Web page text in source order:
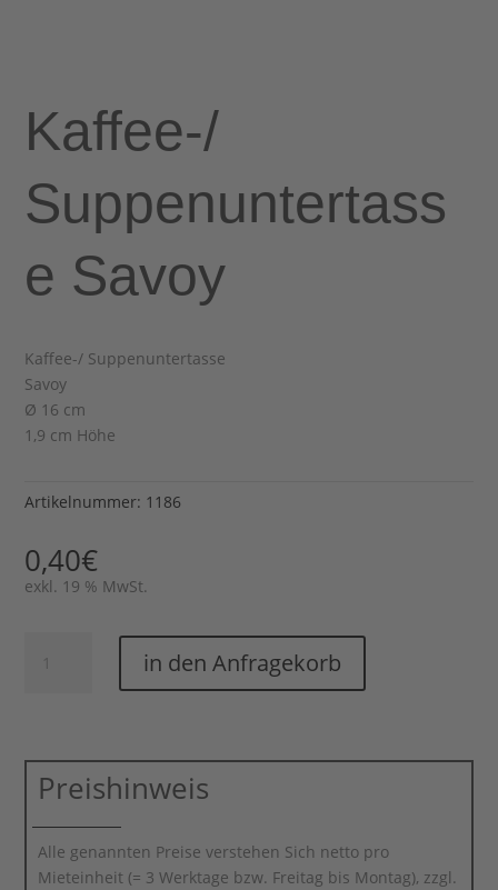
Kaffee-/
Suppenuntertass
e Savoy
Kaffee-/ Suppenuntertasse
Savoy
Ø 16 cm
1,9 cm Höhe
Artikelnummer: 1186
0,40€
exkl. 19 % MwSt.
Suppenuntertassein den Anfragekorb
Preishinweis
Alle genannten Preise verstehen Sich netto pro
Mieteinheit (= 3 Werktage bzw. Freitag bis Montag), zzgl.